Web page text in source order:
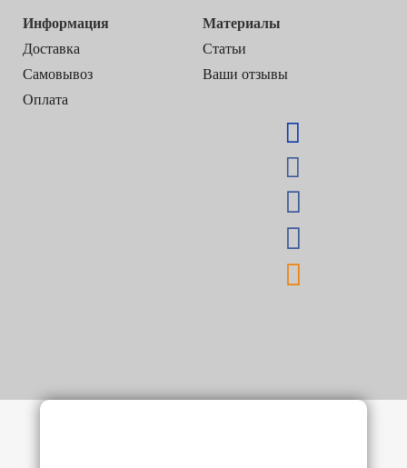
Информация
Доставка
Самовывоз
Оплата
Материалы
Статьи
Ваши отзывы